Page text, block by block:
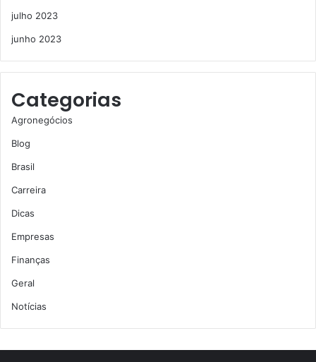
julho 2023
junho 2023
Categorias
Agronegócios
Blog
Brasil
Carreira
Dicas
Empresas
Finanças
Geral
Notícias